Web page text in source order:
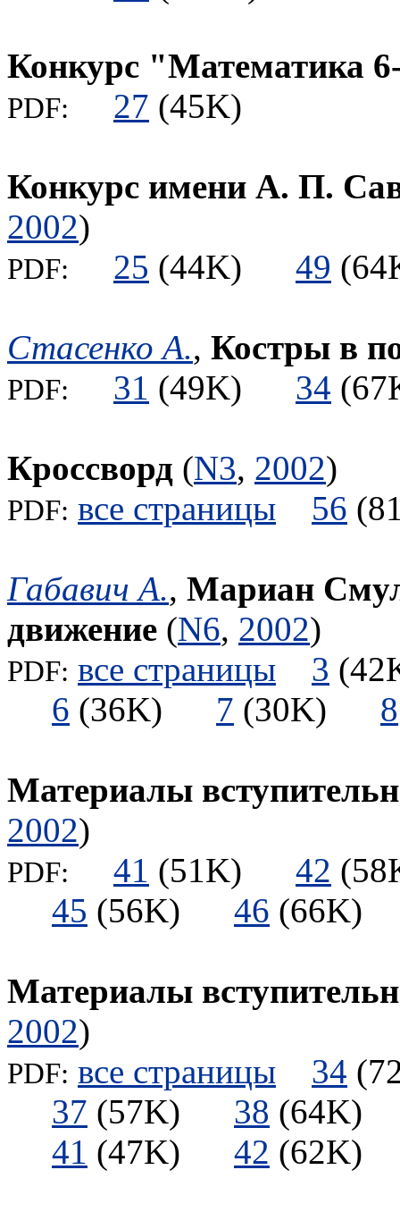
Конкурс "Математика
PDF: 27 (45K)
Конкурс имени А. П.
2002)
PDF: 25 (44K) 49
Стасенко А., Костры в
PDF: 31 (49K) 34
Кроссворд (N3, 2002)
PDF: все страницы 56
Габавич А., Мариан
движение (N6, 2002)
PDF: все страницы 3
6 (36K) 7 (30K) 8
Материалы
2002)
PDF: 41 (51K) 42
45 (56K) 46
Материалы
2002)
PDF: все страницы 34
37 (57K) 38
41 (47K) 42